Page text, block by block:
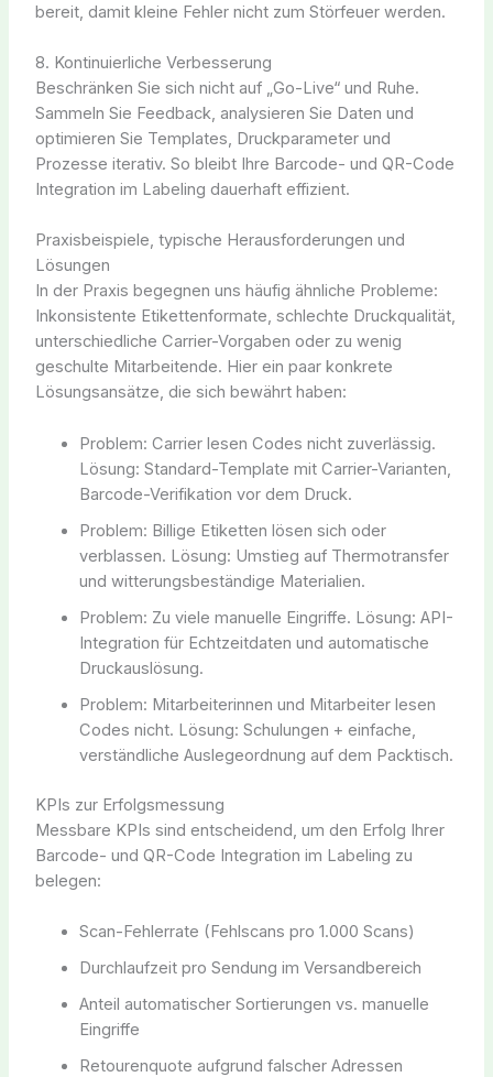
bereit, damit kleine Fehler nicht zum Störfeuer werden.
8. Kontinuierliche Verbesserung
Beschränken Sie sich nicht auf „Go-Live“ und Ruhe.
Sammeln Sie Feedback, analysieren Sie Daten und
optimieren Sie Templates, Druckparameter und
Prozesse iterativ. So bleibt Ihre Barcode- und QR-Code
Integration im Labeling dauerhaft effizient.
Praxisbeispiele, typische Herausforderungen und
Lösungen
In der Praxis begegnen uns häufig ähnliche Probleme:
Inkonsistente Etikettenformate, schlechte Druckqualität,
unterschiedliche Carrier-Vorgaben oder zu wenig
geschulte Mitarbeitende. Hier ein paar konkrete
Lösungsansätze, die sich bewährt haben:
Problem: Carrier lesen Codes nicht zuverlässig.
Lösung: Standard-Template mit Carrier-Varianten,
Barcode-Verifikation vor dem Druck.
Problem: Billige Etiketten lösen sich oder
verblassen. Lösung: Umstieg auf Thermotransfer
und witterungsbeständige Materialien.
Problem: Zu viele manuelle Eingriffe. Lösung: API-
Integration für Echtzeitdaten und automatische
Druckauslösung.
Problem: Mitarbeiterinnen und Mitarbeiter lesen
Codes nicht. Lösung: Schulungen + einfache,
verständliche Auslegeordnung auf dem Packtisch.
KPIs zur Erfolgsmessung
Messbare KPIs sind entscheidend, um den Erfolg Ihrer
Barcode- und QR-Code Integration im Labeling zu
belegen:
Scan-Fehlerrate (Fehlscans pro 1.000 Scans)
Durchlaufzeit pro Sendung im Versandbereich
Anteil automatischer Sortierungen vs. manuelle
Eingriffe
Retourenquote aufgrund falscher Adressen